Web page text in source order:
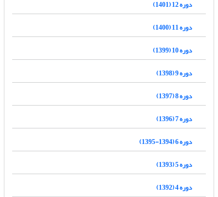
دوره 12 (1401)
دوره 11 (1400)
دوره 10 (1399)
دوره 9 (1398)
دوره 8 (1397)
دوره 7 (1396)
دوره 6 (1394-1395)
دوره 5 (1393)
دوره 4 (1392)